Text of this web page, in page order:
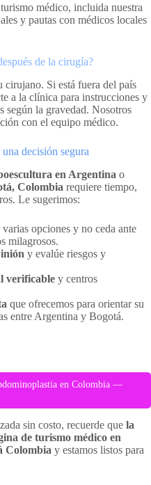
médico, incluida nuestra
y pautas con médicos locales
de la cirugía?
cirujano. Si está fuera del país
a la clínica para instrucciones y
según la gravedad. Nosotros
con el equipo médico.
decisión segura
en Argentina o
Colombia requiere tiempo,
Le sugerimos:
opciones y no ceda ante
milagrosos.
y evalúe riesgos y
verificable y centros
que ofrecemos para orientar su
entre Argentina y Bogotá.
en Colombia —
sin costo, recuerde que la
de turismo médico en
Colombia y estamos listos para